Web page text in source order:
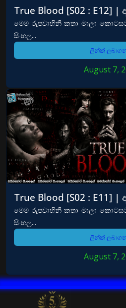
True Blood [S02 : E12]
මෙම රුපවාහිනී කතා මාලා
සිංහල...
ලින්ක්
August 7,
True Blood [S02 : E11]
මෙම රුපවාහිනී කතා මාලා
සිංහල...
ලින්ක්
August 7,